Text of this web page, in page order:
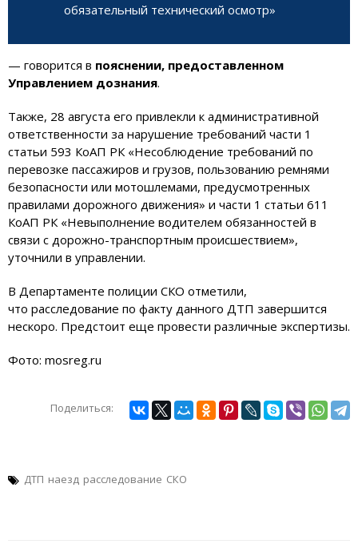
обязательный технический осмотр»
— говорится в пояснении, предоставленном
Управлением дознания.
Также, 28 августа его привлекли к административной
ответственности за нарушение требований части 1
статьи 593 КоАП РК «Несоблюдение требований по
перевозке пассажиров и грузов, пользованию ремнями
безопасности или мотошлемами, предусмотренных
правилами дорожного движения» и части 1 статьи 611
КоАП РК «Невыполнение водителем обязанностей в
связи с дорожно-транспортным происшествием»,
уточнили в управлении.
В Департаменте полиции СКО отметили,
что расследование по факту данного ДТП завершится
нескоро. Предстоит еще провести различные экспертизы.
Фото: mosreg.ru
Поделиться:
ДТП наезд расследование СКО